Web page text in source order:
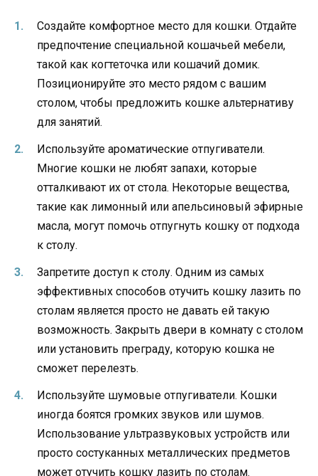
Создайте комфортное место для кошки. Отдайте
предпочтение специальной кошачьей мебели,
такой как когтеточка или кошачий домик.
Позиционируйте это место рядом с вашим
столом, чтобы предложить кошке альтернативу
для занятий.
Используйте ароматические отпугиватели.
Многие кошки не любят запахи, которые
отталкивают их от стола. Некоторые вещества,
такие как лимонный или апельсиновый эфирные
масла, могут помочь отпугнуть кошку от подхода
к столу.
Запретите доступ к столу. Одним из самых
эффективных способов отучить кошку лазить по
столам является просто не давать ей такую
возможность. Закрыть двери в комнату с столом
или установить преграду, которую кошка не
сможет перелезть.
Используйте шумовые отпугиватели. Кошки
иногда боятся громких звуков или шумов.
Использование ультразвуковых устройств или
просто состуканных металлических предметов
может отучить кошку лазить по столам.